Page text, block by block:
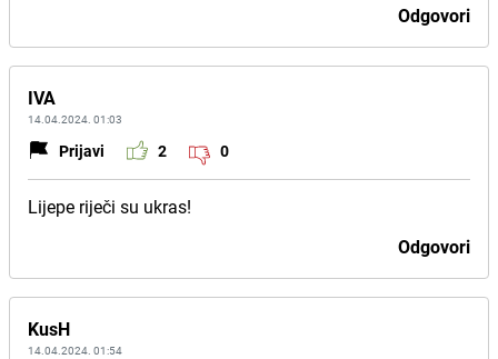
Odgovori
IVA
14.04.2024. 01:03
Prijavi 2 0
Lijepe riječi su ukras!
Odgovori
KusH
14.04.2024. 01:54